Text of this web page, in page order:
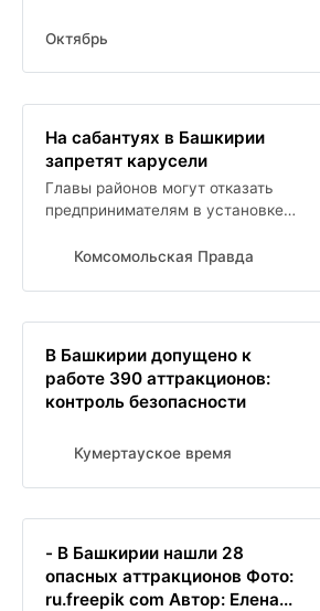
Октябрь
На сабантуях в Башкирии
запретят карусели
Главы районов могут отказать
предпринимателям в установке
Комсомольская Правда
В Башкирии допущено к
работе 390 аттракционов:
контроль безопасности
Кумертауское время
- В Башкирии нашли 28
опасных аттракционов Фото:
ru.freepik com Автор: Елена...